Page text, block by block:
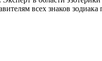
всех знаков